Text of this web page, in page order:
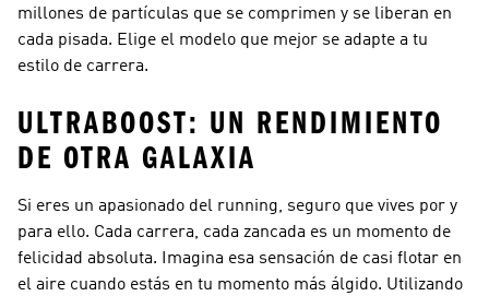
millones de partículas que se comprimen y se liberan en
cada pisada. Elige el modelo que mejor se adapte a tu
estilo de carrera.
ULTRABOOST: UN RENDIMIENTO
DE OTRA GALAXIA
Si eres un apasionado del running, seguro que vives por y
para ello. Cada carrera, cada zancada es un momento de
felicidad absoluta. Imagina esa sensación de casi flotar en
el aire cuando estás en tu momento más álgido. Utilizando